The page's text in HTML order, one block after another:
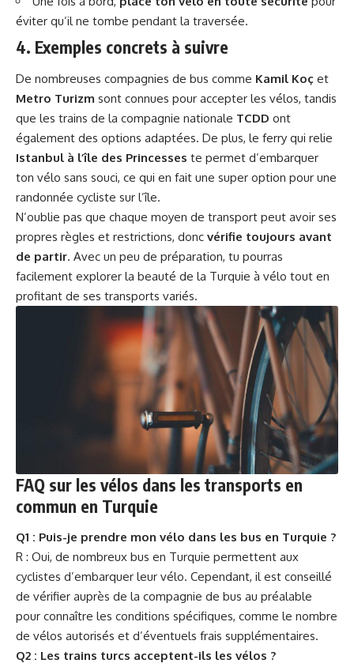
éviter qu’il ne tombe pendant la traversée.
4. Exemples concrets à suivre
De nombreuses compagnies de bus comme Kamil Koç et
Metro Turizm sont connues pour accepter les vélos, tandis
que les trains de la compagnie nationale TCDD ont
également des options adaptées. De plus, le ferry qui relie
Istanbul à l’île des Princesses te permet d’embarquer
ton vélo sans souci, ce qui en fait une super option pour une
randonnée cycliste sur l’île.
N’oublie pas que chaque moyen de transport peut avoir ses
propres règles et restrictions, donc vérifie toujours avant
de partir. Avec un peu de préparation, tu pourras
facilement explorer la beauté de la Turquie à vélo tout en
profitant de ses transports variés.
FAQ sur les vélos dans les transports en
commun en Turquie
Q1 : Puis-je prendre mon vélo dans les bus en Turquie ?
R : Oui, de nombreux bus en Turquie permettent aux
cyclistes d’embarquer leur vélo. Cependant, il est conseillé
de vérifier auprès de la compagnie de bus au préalable
pour connaître les conditions spécifiques, comme le nombre
de vélos autorisés et d’éventuels frais supplémentaires.
Q2 : Les trains turcs acceptent-ils les vélos ?